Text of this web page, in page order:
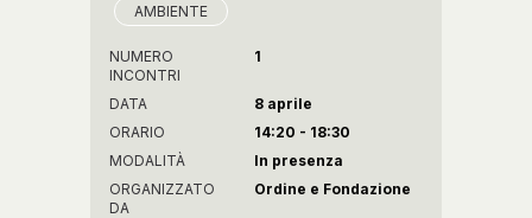
AMBIENTE
NUMERO
INCONTRI
1
DATA
8 aprile
ORARIO
14:20 - 18:30
MODALITÀ
In presenza
ORGANIZZATO
DA
Ordine e Fondazione